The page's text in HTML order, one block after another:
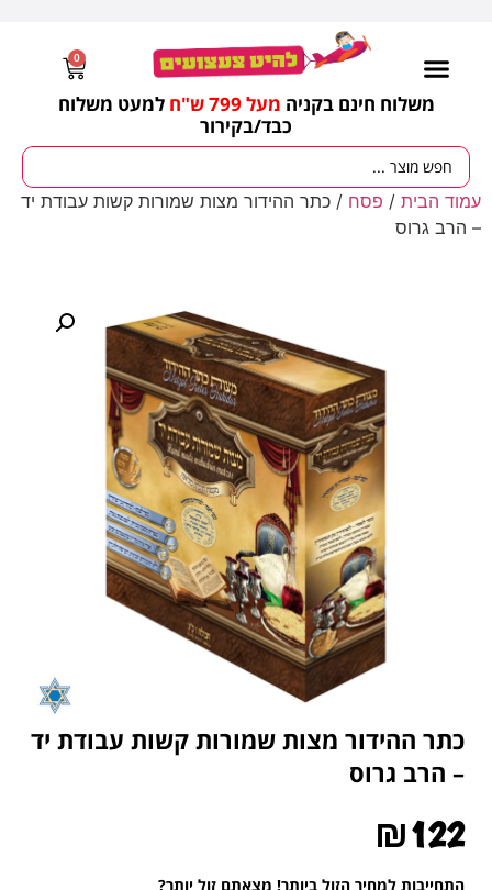
משלוח חינם בקניה מעל 799 ש"ח
למעט משלוח
כבד/בקירור
0
עמוד הבית / פסח / כתר ההידור מצות שמורות קשות עבודת יד
– הרב גרוס
כתר ההידור מצות שמורות קשות עבודת יד
– הרב גרוס
₪122
התחייבות למחיר הזול ביותר! מצאתם זול יותר?